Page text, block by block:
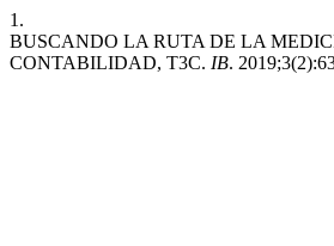
1.
BUSCANDO LA RUTA DE LA
CONTABILIDAD, T3C. IB.